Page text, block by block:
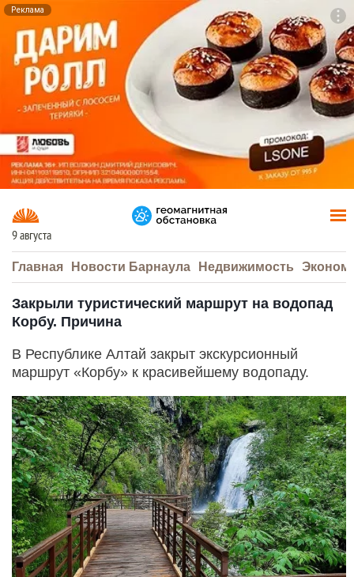
Реклама
9 августа
Главная Новости Барнаула Недвижимость
Закрыли туристический маршрут на водопад
Корбу. Причина
В Республике Алтай закрыт экскурсионный
маршрут «Корбу» к красивейшему водопаду.